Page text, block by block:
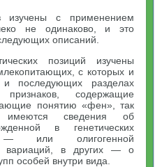
изучены с применением
не одинаково, и это
описаний.
позиций изучены
с которых и
последующих разделах
признаков, содержащие
понятию «фен», так
сведения об
в генетических
— или олигогенной
вариаций, в других — о
особей внутри вида.